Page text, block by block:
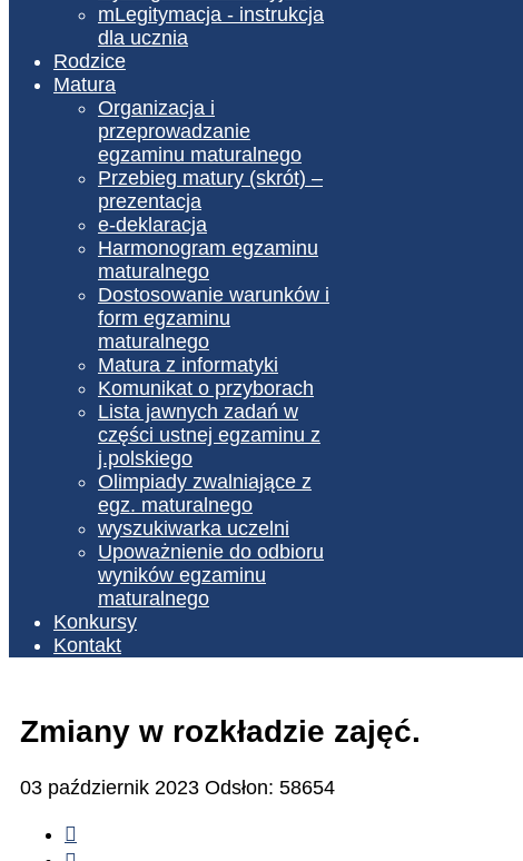
mLegitymacja - instrukcja
dla ucznia
Rodzice
Matura
Organizacja i
przeprowadzanie
egzaminu maturalnego
Przebieg matury (skrót) –
prezentacja
e-deklaracja
Harmonogram egzaminu
maturalnego
Dostosowanie warunków i
form egzaminu
maturalnego
Matura z informatyki
Komunikat o przyborach
Lista jawnych zadań w
części ustnej egzaminu z
j.polskiego
Olimpiady zwalniające z
egz. maturalnego
wyszukiwarka uczelni
Upoważnienie do odbioru
wyników egzaminu
maturalnego
Konkursy
Kontakt
Zmiany w rozkładzie zajęć.
03 październik 2023 Odsłon: 58654